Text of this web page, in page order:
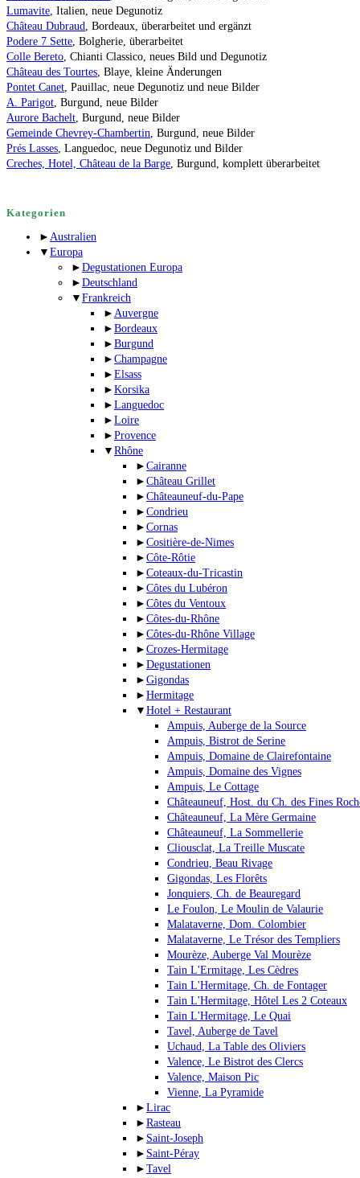
Lumavite, Italien, neue Degunotiz
Château Dubraud, Bordeaux, überarbeitet und ergänzt
Podere 7 Sette, Bolgherie, überarbeitet
Colle Bereto, Chianti Classico, neues Bild und Degunotiz
Château des Tourtes, Blaye, kleine Änderungen
Pontet Canet, Pauillac, neue Degunotiz und neue Bilder
A. Parigot, Burgund, neue Bilder
Aurore Bachelt, Burgund, neue Bilder
Gemeinde Chevrey-Chambertin, Burgund, neue Bilder
Prés Lasses, Languedoc, neue Degunotiz und Bilder
Creches, Hotel, Château de la Barge, Burgund, komplett überarbeitet
Kategorien
► Australien
▼ Europa
► Degustationen Europa
► Deutschland
▼ Frankreich
► Auvergne
► Bordeaux
► Burgund
► Champagne
► Elsass
► Korsika
► Languedoc
► Loire
► Provence
▼ Rhône
► Cairanne
► Château Grillet
► Châteauneuf-du-Pape
► Condrieu
► Cornas
► Cositière-de-Nimes
► Côte-Rôtie
► Coteaux-du-Tricastin
► Côtes du Lubéron
► Côtes du Ventoux
► Côtes-du-Rhône
► Côtes-du-Rhône Village
► Crozes-Hermitage
► Degustationen
► Gigondas
► Hermitage
▼ Hotel + Restaurant
Ampuis, Auberge de la Source
Ampuis, Bistrot de Serine
Ampuis, Domaine de Clairefontaine
Ampuis, Domaine des Vignes
Ampuis, Le Cottage
Châteauneuf, Host. du Ch. des Fines
Châteauneuf, La Mère Germaine
Châteauneuf, La Sommellerie
Cliousclat, La Treille Muscate
Condrieu, Beau Rivage
Gigondas, Les Florêts
Jonquiers, Ch. de Beauregard
Le Foulon, Le Moulin de Valaurie
Malataverne, Dom. Colombier
Malataverne, Le Trésor des Templiers
Mourèze, Auberge Val Mourèze
Tain L'Ermitage, Les Cèdres
Tain L'Hermitage, Ch. de Fontager
Tain L'Hermitage, Hôtel Les 2 Coteaux
Tain L'Hermitage, Le Quai
Tavel, Auberge de Tavel
Uchaud, La Table des Oliviers
Valence, Le Bistrot des Clercs
Valence, Maison Pic
Vienne, La Pyramide
► Lirac
► Rasteau
► Saint-Joseph
► Saint-Péray
► Tavel